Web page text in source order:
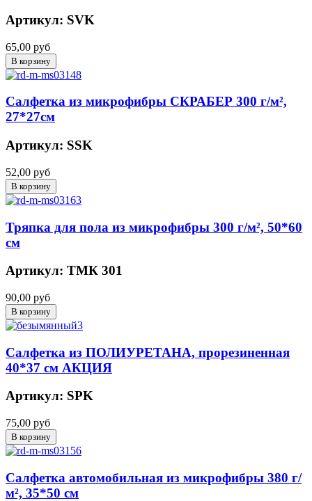
Артикул: SVK
65,00 руб
Салфетка из микрофибры СКРАБЕР 300 г/м²,
27*27см
Артикул: SSK
52,00 руб
Тряпка для пола из микрофибры 300 г/м², 50*60
см
Артикул: ТМК 301
90,00 руб
Салфетка из ПОЛИУРЕТАНА, прорезиненная
40*37 см АКЦИЯ
Артикул: SPK
75,00 руб
Салфетка автомобильная из микрофибры 380 г/
м², 35*50 см